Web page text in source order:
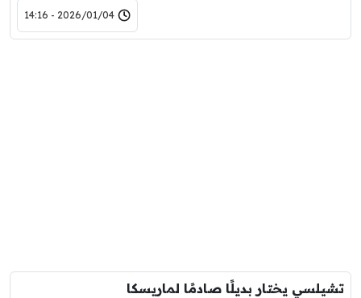
2026/01/04 - 14:16
تشيلسي يختار بديلًا صادمًا لماريسكا